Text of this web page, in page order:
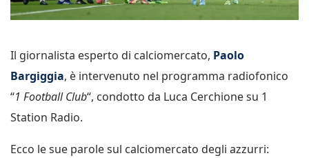
Il giornalista esperto di calciomercato, Paolo
Bargiggia, è intervenuto nel programma radiofonico
“1 Football Club“, condotto da Luca Cerchione su 1
Station Radio.
Ecco le sue parole sul calciomercato degli azzurri: